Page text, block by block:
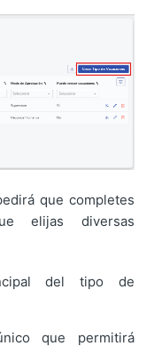
que completes
elijas diversas
del tipo de
que permitirá